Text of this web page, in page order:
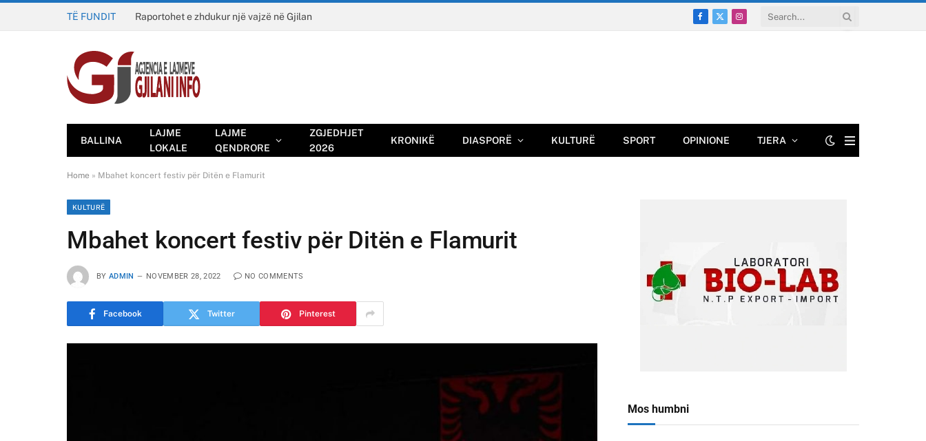
TË FUNDIT Raportohet e zhdukur një vajzë në Gjilan
Facebook
X
Instagram
BALLINA
LAJME
LOKALE
LAJME
QENDRORE
ZGJEDHJET
2026
KRONIKË DIASPORË KULTURË SPORT OPINIONE TJERA
Home » Mbahet koncert festiv për Ditën e Flamurit
KULTURË
Mbahet koncert festiv për Ditën e Flamurit
BY ADMIN NOVEMBER 28, 2022 NO COMMENTS
Facebook Twitter Pinterest
Mos humbni